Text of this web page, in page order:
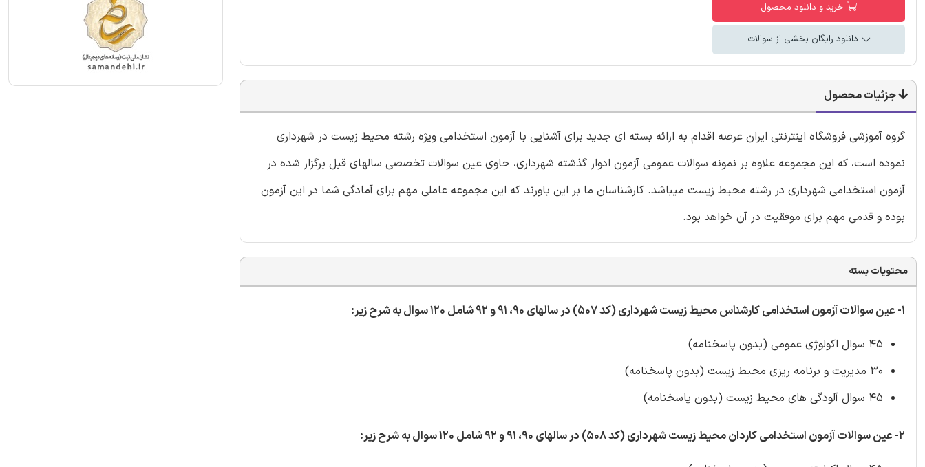
خرید و دانلود محصول
دانلود رایگان بخشی از سوالات
جزئیات محصول
گروه آموزشی فروشگاه اینترنتی ایران عرضه اقدام به ارائه بسته ای جدید برای آشنایی با آزمون استخدامی ویژه رشته محیط زیست در شهرداری
نموده است، که این مجموعه علاوه بر نمونه سوالات عمومی آزمون ادوار گذشته شهرداری، حاوی عین سوالات تخصصی سالهای قبل برگزار شده در
آزمون استخدامی شهرداری در رشته محیط زیست میباشد. کارشناسان ما بر این باورند که این مجموعه عاملی مهم برای آمادگی شما در این آزمون
بوده و قدمی مهم برای موفقیت در آن خواهد بود.
محتویات بسته
۱- عین سوالات آزمون استخدامی کارشناس محیط زیست شهرداری (کد ۵۰۷) در سالهای ۹۰، ۹۱ و ۹۲ شامل ۱۲۰ سوال به شرح زیر:
۴۵ سوال اکولوژی عمومی (بدون پاسخنامه)
۳۰ مدیریت و برنامه ریزی محیط زیست (بدون پاسخنامه)
۴۵ سوال آلودگی های محیط زیست (بدون پاسخنامه)
۲- عین سوالات آزمون استخدامی کاردان محیط زیست شهرداری (کد ۵۰۸) در سالهای ۹۰، ۹۱ و ۹۲ شامل ۱۲۰ سوال به شرح زیر: